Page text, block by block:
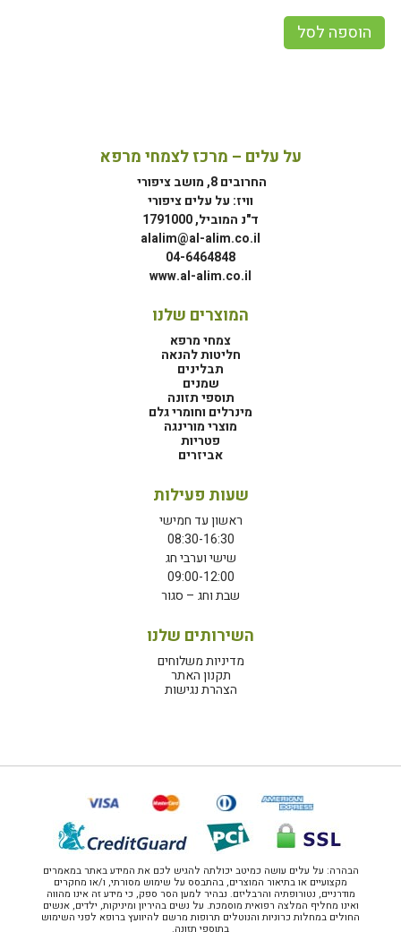
הוספה לסל
על עלים – מרכז לצמחי מרפא
החרובים 8, מושב ציפורי
וויז: על עלים ציפורי
ד"נ המוביל, 1791000
alalim@al-alim.co.il
04-6464848
www.al-alim.co.il
המוצרים שלנו
צמחי מרפא
חליטות להנאה
תבלינים
שמנים
תוספי תזונה
מינרלים וחומרי גלם
מוצרי מורינגה
פטריות
אביזרים
שעות פעילות
ראשון עד חמישי
08:30-16:30
שישי וערבי חג
09:00-12:00
שבת וחג – סגור
השירותים שלנו
מדיניות משלוחים
תקנון האתר
הצהרת נגישות
הבהרה: על עלים עושה כמיטב יכולתה להגיש לכם את המידע באתר במאמרים
מקצועיים או בתיאור המוצרים, בהתבסס על שימוש מסורתי, ו/או מחקרים
מודרניים, נטורופתיה והרבליזם. נבהיר למען הסר ספק, כי מידע זה אינו מהווה
ואינו מחליף המלצה רפואית מוסמכת. על נשים בהיריון ומיניקות, ילדים, אנשים
החולים במחלות כרוניות והנוטלים תרופות מרשם להיוועץ ברופא לפני השימוש
בתוספי תזונה.